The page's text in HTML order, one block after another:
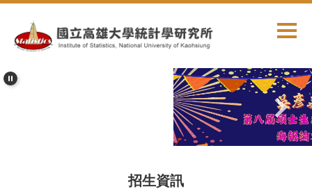
主
內
容
招生資訊